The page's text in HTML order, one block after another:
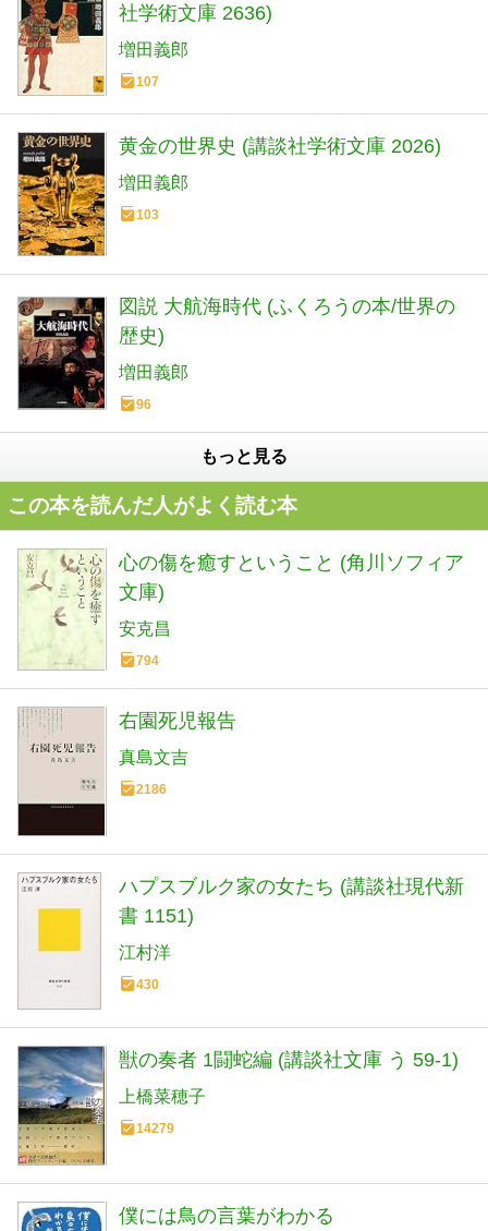
社学術文庫 2636)
増田義郎
107
黄金の世界史 (講談社学術文庫 2026)
増田義郎
103
図説 大航海時代 (ふくろうの本/世界の
歴史)
増田義郎
96
もっと見る
この本を読んだ人がよく読む本
心の傷を癒すということ (角川ソフィア
文庫)
安克昌
794
右園死児報告
真島文吉
2186
ハプスブルク家の女たち (講談社現代新
書 1151)
江村洋
430
獣の奏者 1闘蛇編 (講談社文庫 う 59-1)
上橋菜穂子
14279
僕には鳥の言葉がわかる